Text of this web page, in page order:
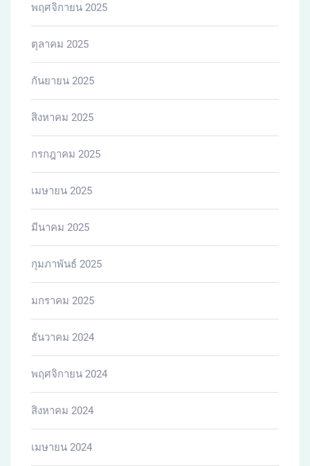
พฤศจิกายน 2025
ตุลาคม 2025
กันยายน 2025
สิงหาคม 2025
กรกฎาคม 2025
เมษายน 2025
มีนาคม 2025
กุมภาพันธ์ 2025
มกราคม 2025
ธันวาคม 2024
พฤศจิกายน 2024
สิงหาคม 2024
เมษายน 2024